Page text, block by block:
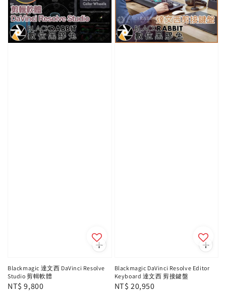
Blackmagic 達文西 DaVinci Resolve
Studio 剪輯軟體
Regular
NT$ 9,800
Blackmagic DaVinci Resolve Editor
Keyboard 達文西 剪接鍵盤
Regular
NT$ 20,950